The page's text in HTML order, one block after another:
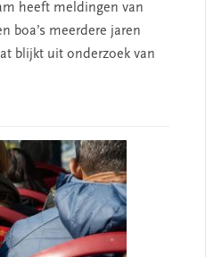
heeft meldingen van
boa’s meerdere jaren
blijkt uit onderzoek van